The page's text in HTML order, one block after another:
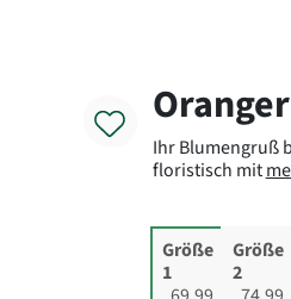
Product
Ihr Blumengruß
floristisch mit
Größe
1
Größe
2